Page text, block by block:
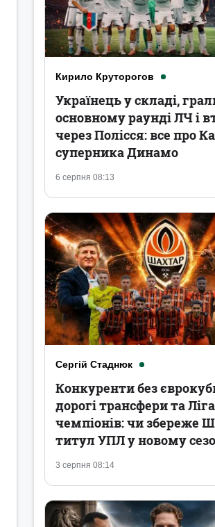
Кирило Круторогов
6 серпня 08:13
Українець у складі,
основному раунді ЛЧ і
через Полісся: все про
суперника Динамо
Сергій Стаднюк
3 серпня 08:14
Конкуренти без
дорогі трансфери та Ліга
чемпіонів: чи збереже
титул УПЛ у новому